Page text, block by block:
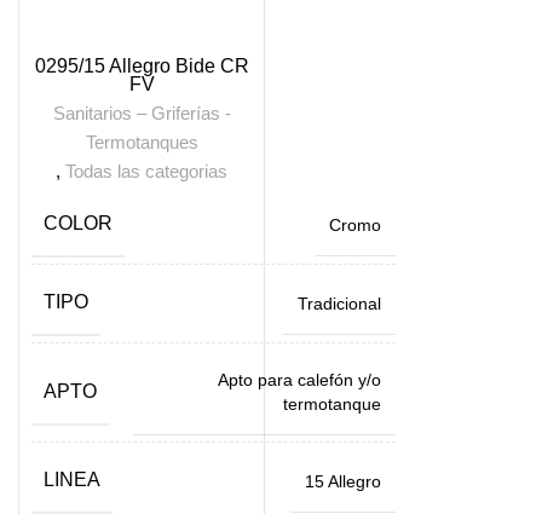
0295/15 Allegro Bide CR
FV
Sanitarios – Griferías -
Termotanques
, Todas las categorias
COLOR Cromo
TIPO Tradicional
APTO
Apto para calefón y/o
termotanque
LINEA 15 Allegro